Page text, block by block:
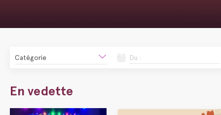
Catégorie Du :
En vedette